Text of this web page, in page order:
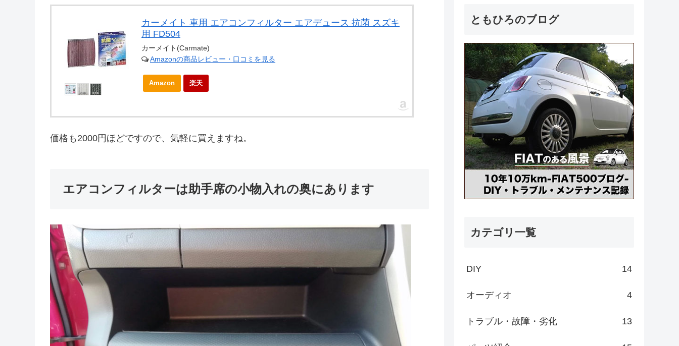
カーメイト 車用 エアコンフィルター エアデュース 抗菌 スズキ
用 FD504
カーメイト(Carmate)
Amazonの商品レビュー・口コミを見る
Amazon 楽天
価格も2000円ほどですので、気軽に買えますね。
エアコンフィルターは助手席の小物入れの奥にあります
ともひろのブログ
カテゴリ一覧
DIY 14
オーディオ 4
トラブル・故障・劣化 13